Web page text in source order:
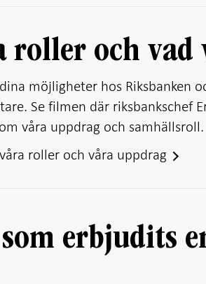
roller och vad
möjligheter hos Riksbanken
Se filmen där riksbankschef
våra uppdrag och samhällsroll.
roller och våra uppdrag
erbjudits